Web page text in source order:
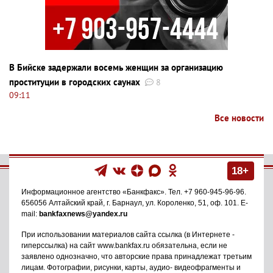
В Бийске задержали восемь женщин за организацию
проституции в городских саунах
8
09:11
Все новости
18+
Информационное агентство «Банкфакс». Тел. +7 960-945-96-96.
656056 Алтайский край, г. Барнаул, ул. Короленко, 51, оф. 101. E-
mail: bankfaxnews@yandex.ru
При использовании материалов сайта ссылка (в Интернете -
гиперссылка) на сайт www.bankfax.ru обязательна, если не
заявлено однозначно, что авторские права принадлежат третьим
лицам. Фотографии, рисунки, карты, аудио- видеофрагменты и